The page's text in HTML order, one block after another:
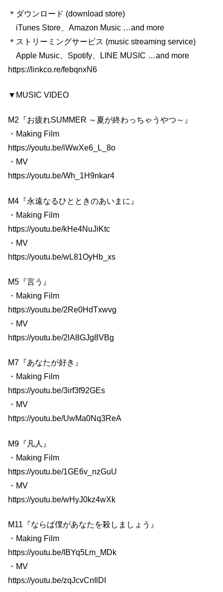
＊ダウンロード (download store)
iTunes Store、Amazon Music …and more
＊ストリーミングサービス (music streaming service)
Apple Music、Spotify、LINE MUSIC …and more
https://linkco.re/febqnxN6
▼MUSIC VIDEO
M2『お疲れSUMMER ～夏が終わっちゃうやつ～』
・Making Film
https://youtu.be/iWwXe6_L_8o
・MV
https://youtu.be/Wh_1H9nkar4
M4『永遠なるひとときのあいまに』
・Making Film
https://youtu.be/kHe4NuJiKtc
・MV
https://youtu.be/wL81OyHb_xs
M5『言う』
・Making Film
https://youtu.be/2Re0HdTxwvg
・MV
https://youtu.be/2lA8GJg8VBg
M7『あなたが好き』
・Making Film
https://youtu.be/3irf3f92GEs
・MV
https://youtu.be/UwMa0Nq3ReA
M9『凡人』
・Making Film
https://youtu.be/1GE6v_nzGuU
・MV
https://youtu.be/wHyJ0kz4wXk
M11『ならば僕があなたを殺しましょう』
・Making Film
https://youtu.be/IBYq5Lm_MDk
・MV
https://youtu.be/zqJcvCnIlDI